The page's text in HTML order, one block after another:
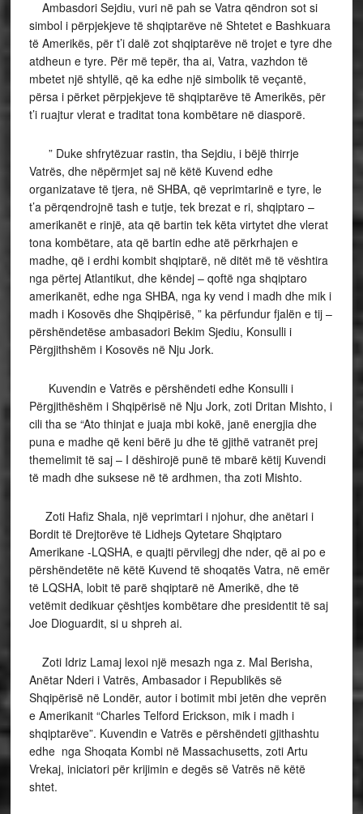
Ambasdori Sejdiu, vuri në pah se Vatra qëndron sot si
simbol i përpjekjeve të shqiptarëve në Shtetet e Bashkuara
të Amerikës, për t’i dalë zot shqiptarëve në trojet e tyre dhe
atdheun e tyre. Për më tepër, tha ai, Vatra, vazhdon të
mbetet një shtyllë, që ka edhe një simbolik të veçantë,
përsa i përket përpjekjeve të shqiptarëve të Amerikës, për
t’i ruajtur vlerat e traditat tona kombëtare në diasporë.
” Duke shfrytëzuar rastin, tha Sejdiu, i bëjë thirrje
Vatrës, dhe nëpërmjet saj në këtë Kuvend edhe
organizatave të tjera, në SHBA, që veprimtarinë e tyre, le
t’a përqendrojnë tash e tutje, tek brezat e ri, shqiptaro –
amerikanët e rinjë, ata që bartin tek këta virtytet dhe vlerat
tona kombëtare, ata që bartin edhe atë përkrhajen e
madhe, që i erdhi kombit shqiptarë, në ditët më të vështira
nga përtej Atlantikut, dhe këndej – qoftë nga shqiptaro
amerikanët, edhe nga SHBA, nga ky vend i madh dhe mik i
madh i Kosovës dhe Shqipërisë, ” ka përfundur fjalën e tij –
përshëndetëse ambasadori Bekim Sjediu, Konsulli i
Përgjithshëm i Kosovës në Nju Jork.
Kuvendin e Vatrës e përshëndeti edhe Konsulli i
Përgjithëshëm i Shqipërisë në Nju Jork, zoti Dritan Mishto, i
cili tha se “Ato thinjat e juaja mbi kokë, janë energjia dhe
puna e madhe që keni bërë ju dhe të gjithë vatranët prej
themelimit të saj – I dëshirojë punë të mbarë këtij Kuvendi
të madh dhe suksese në të ardhmen, tha zoti Mishto.
Zoti Hafiz Shala, një veprimtari i njohur, dhe anëtari i
Bordit të Drejtorëve të Lidhejs Qytetare Shqiptaro
Amerikane -LQSHA, e quajti përvilegj dhe nder, që ai po e
përshëndetëte në këtë Kuvend të shoqatës Vatra, në emër
të LQSHA, lobit të parë shqiptarë në Amerikë, dhe të
vetëmit dedikuar çështjes kombëtare dhe presidentit të saj
Joe Dioguardit, si u shpreh ai.
Zoti Idriz Lamaj lexoi një mesazh nga z. Mal Berisha,
Anëtar Nderi i Vatrës, Ambasador i Republikës së
Shqipërisë në Londër, autor i botimit mbi jetën dhe veprën
e Amerikanit “Charles Telford Erickson, mik i madh i
shqiptarëve”. Kuvendin e Vatrës e përshëndeti gjithashtu
edhe nga Shoqata Kombi në Massachusetts, zoti Artu
Vrekaj, iniciatori për krijimin e degës së Vatrës në këtë
shtet.